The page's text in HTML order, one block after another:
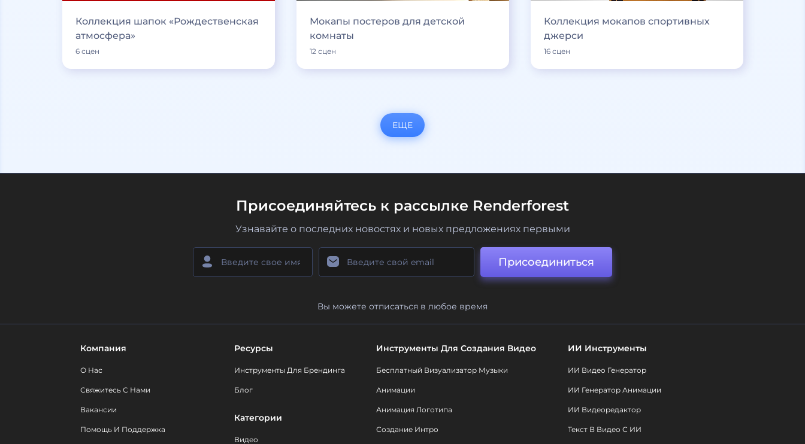
Коллекция шапок «Рождественская
атмосфера»
6 сцен
Мокапы постеров для детской
комнаты
12 сцен
Коллекция мокапов спортивных
джерси
16 сцен
ЕЩЕ
Присоединяйтесь к рассылке Renderforest
Узнавайте о последних новостях и новых предложениях первыми
Присоединиться
Вы можете отписаться в любое время
Компания
О Нас
Свяжитесь С Нами
Вакансии
Помощь И Поддержка
Ресурсы
Инструменты Для Брендинга
Блог
Категории
Видео
Инструменты Для Создания Видео
Бесплатный Визуализатор Музыки
Анимации
Анимация Логотипа
Создание Интро
ИИ Инструменты
ИИ Видео Генератор
ИИ Генератор Анимации
ИИ Видеоредактор
Текст В Видео С ИИ